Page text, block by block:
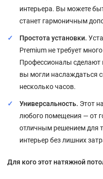
интерьера. Вы можете
станет гармоничным
Простота установки.
Premium не требует
Профессионалы сделают
вы могли наслаждаться
несколько часов.
Универсальность. Этот
любого помещения — от
отличным решением для
интерьер без лишних
Для кого этот натяжной